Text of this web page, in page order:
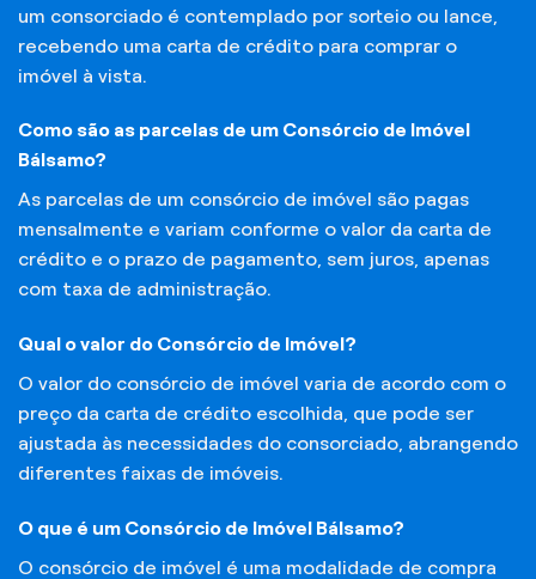
um consorciado é contemplado por sorteio ou lance,
recebendo uma carta de crédito para comprar o
imóvel à vista.
Como são as parcelas de um Consórcio de Imóvel
Bálsamo?
As parcelas de um consórcio de imóvel são pagas
mensalmente e variam conforme o valor da carta de
crédito e o prazo de pagamento, sem juros, apenas
com taxa de administração.
Qual o valor do Consórcio de Imóvel?
O valor do consórcio de imóvel varia de acordo com o
preço da carta de crédito escolhida, que pode ser
ajustada às necessidades do consorciado, abrangendo
diferentes faixas de imóveis.
O que é um Consórcio de Imóvel Bálsamo?
O consórcio de imóvel é uma modalidade de compra